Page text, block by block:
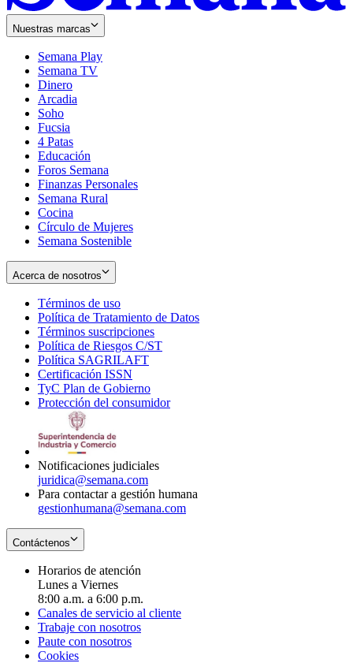
Nuestras marcas
Semana Play
Semana TV
Dinero
Arcadia
Soho
in
new
window
Fucsia
in
new
window
4 Patas
Educación
Foros Semana
Finanzas Personales
Semana Rural
Cocina
Círculo de Mujeres
Semana Sostenible
Acerca de nosotros
Términos de uso
in
new
window
Política de Tratamiento de Datos
Términos suscripciones
in
Política de Riesgos C/ST
Política SAGRILAFT
new
window
Certificación ISSN
in
new
TyC Plan de Gobierno
in
Protección del consumidorOpens
Notificaciones judiciales
juridica@semana.com
Para contactar a gestión humana
gestionhumana@semana.com
Contáctenos
Horarios de atención
Lunes a Viernes
8:00 a.m. a 6:00 p.m.
Canales de servicio al cliente
Trabaje con nosotros
Paute con nosotros
Cookies